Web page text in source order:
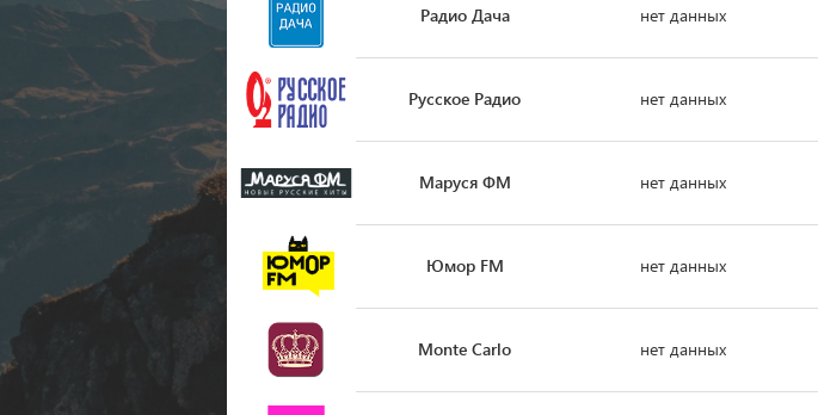
Радио Дача нет данных
Русское Радио нет данных
Маруся ФМ нет данных
Юмор FM нет данных
Monte Carlo нет данных